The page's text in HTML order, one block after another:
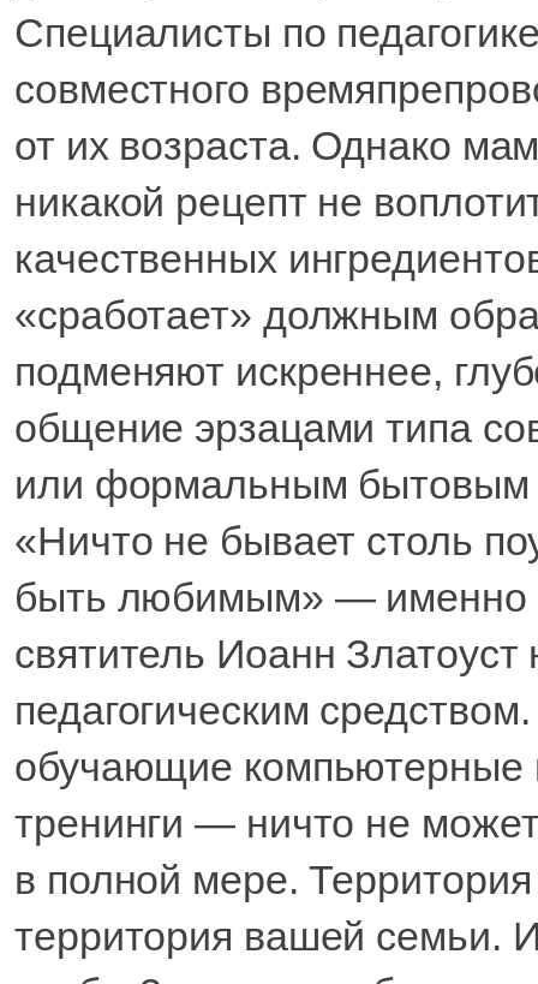
Специалисты по
совместного
от их возраста. Однако
никакой рецепт не
качественных
«сработает» должным
подменяют искреннее,
общение эрзацами типа
или формальным бытовым
«Ничто не бывает столь
быть любимым» — именно
святитель Иоанн
педагогическим
обучающие компьютерные
тренинги — ничто не
в полной мере.
территория вашей семьи.